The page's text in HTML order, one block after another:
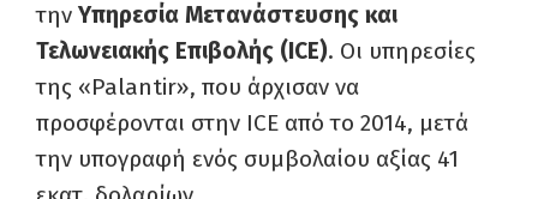
την Υπηρεσία Μετανάστευσης και
Τελωνειακής Επιβολής (ICE). Οι υπηρεσίες
της «Palantir», που άρχισαν να
προσφέρονται στην ICE από το 2014, μετά
την υπογραφή ενός συμβολαίου αξίας 41